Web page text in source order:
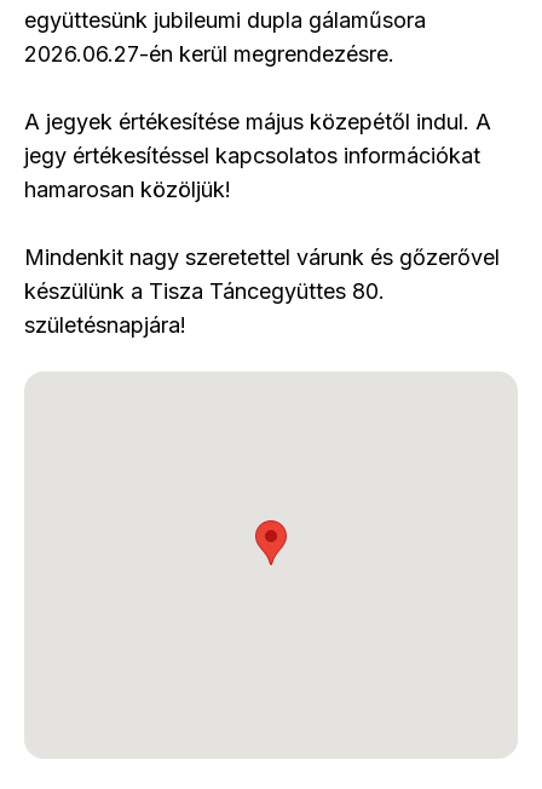
együttesünk jubileumi dupla gálaműsora
2026.06.27-én kerül megrendezésre.
A jegyek értékesítése május közepétől indul. A
jegy értékesítéssel kapcsolatos információkat
hamarosan közöljük!
Mindenkit nagy szeretettel várunk és gőzerővel
készülünk a Tisza Táncegyüttes 80.
születésnapjára!